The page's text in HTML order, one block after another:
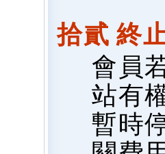
拾貳 終
會員
站有
暫時